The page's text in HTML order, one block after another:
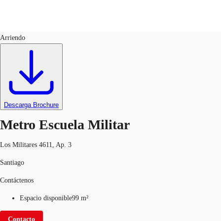
Nuestros servicios
Arriendo
Descarga Brochure
Metro Escuela Militar
Los Militares 4611, Ap. 3
Santiago
Contáctenos
Espacio disponible99 m²
Contacto